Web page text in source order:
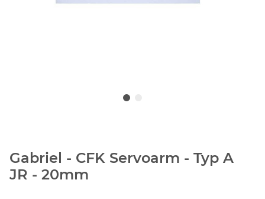
Gabriel - CFK Servoarm - Typ A
JR - 20mm